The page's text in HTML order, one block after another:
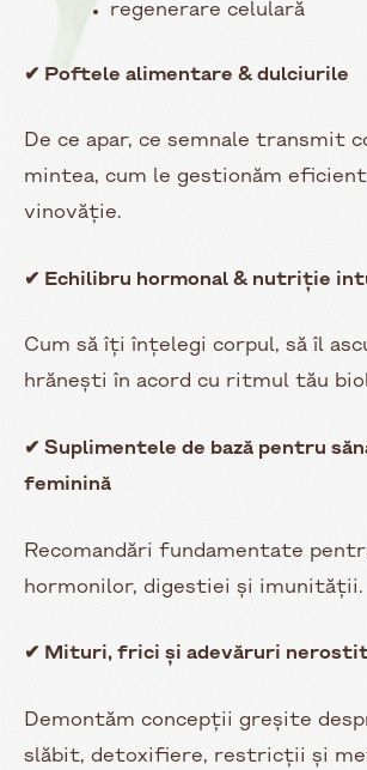
regenerare celulară
✔ Poftele alimentare & dulciurile
De ce apar, ce semnale transmit
mintea, cum le gestionăm
vinovăție.
✔ Echilibru hormonal & nutriție
Cum să îți înțelegi corpul, să îl
hrănești în acord cu ritmul tău
✔ Suplimentele de bază pentru
feminină
Recomandări fundamentate
hormonilor, digestiei și imunității.
✔ Mituri, frici și adevăruri
Demontăm concepții greșite
slăbit, detoxifiere, restricții și